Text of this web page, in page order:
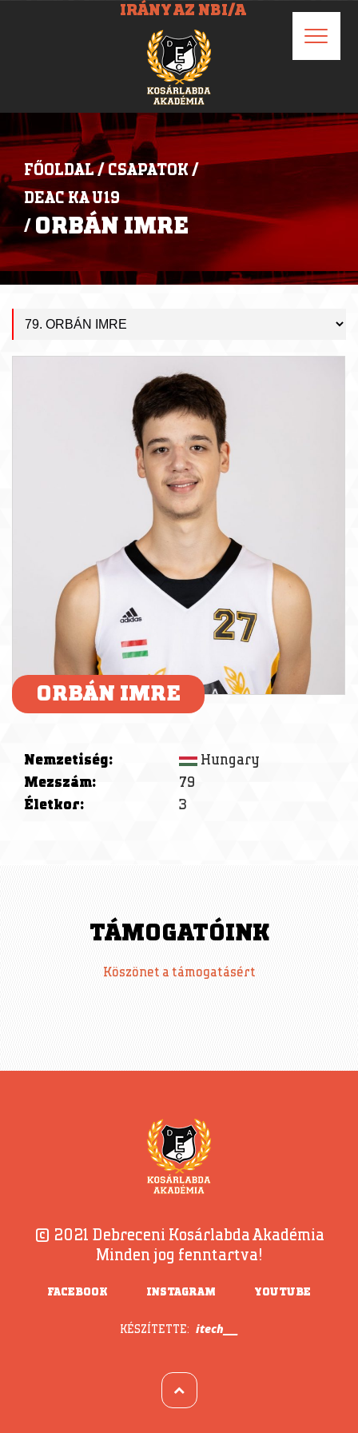
IRÁNY AZ NBI/A
FŐOLDAL / CSAPATOK /
DEAC KA U19
/ ORBÁN IMRE
ORBÁN IMRE
Nemzetiség:
Hungary
Mezszám:
79
Életkor:
3
TÁMOGATÓINK
Köszönet a támogatásért
© 2021 Debreceni Kosárlabda Akadémia
Minden jog fenntartva!
FACEBOOK INSTAGRAM YOUTUBE
KÉSZÍTETTE: itech___